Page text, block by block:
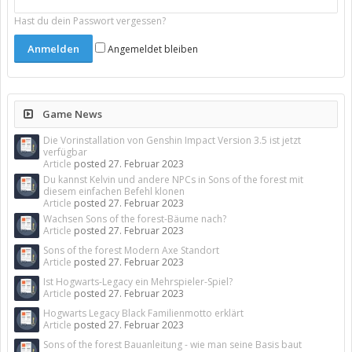
Hast du dein Passwort vergessen?
Angemeldet bleiben
Game News
Die Vorinstallation von Genshin Impact Version 3.5 ist jetzt
verfügbar
Article posted 27. Februar 2023
Du kannst Kelvin und andere NPCs in Sons of the forest mit
diesem einfachen Befehl klonen
Article posted 27. Februar 2023
Wachsen Sons of the forest-Bäume nach?
Article posted 27. Februar 2023
Sons of the forest Modern Axe Standort
Article posted 27. Februar 2023
Ist Hogwarts-Legacy ein Mehrspieler-Spiel?
Article posted 27. Februar 2023
Hogwarts Legacy Black Familienmotto erklärt
Article posted 27. Februar 2023
Sons of the forest Bauanleitung - wie man seine Basis baut